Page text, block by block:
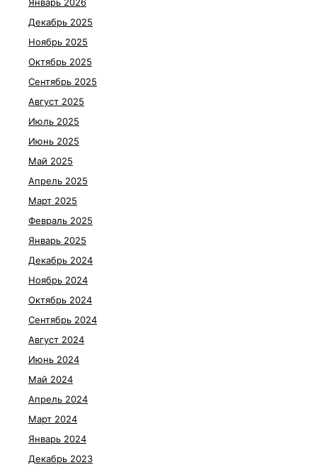
Декабрь 2025
Ноябрь 2025
Октябрь 2025
Сентябрь 2025
Август 2025
Июль 2025
Июнь 2025
Май 2025
Апрель 2025
Март 2025
Февраль 2025
Январь 2025
Декабрь 2024
Ноябрь 2024
Октябрь 2024
Сентябрь 2024
Август 2024
Июнь 2024
Май 2024
Апрель 2024
Март 2024
Январь 2024
Декабрь 2023